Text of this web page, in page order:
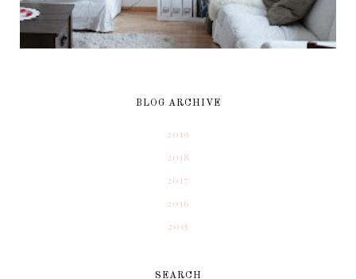
BLOG ARCHIVE
2019
2018
2017
2016
2015
SEARCH